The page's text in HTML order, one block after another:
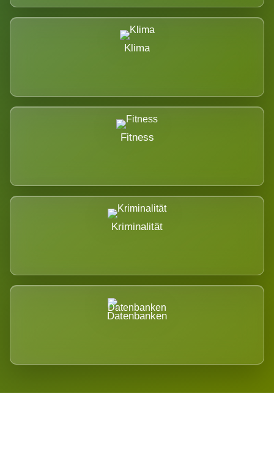
Klima
Fitness
Kriminalität
Datenbanken